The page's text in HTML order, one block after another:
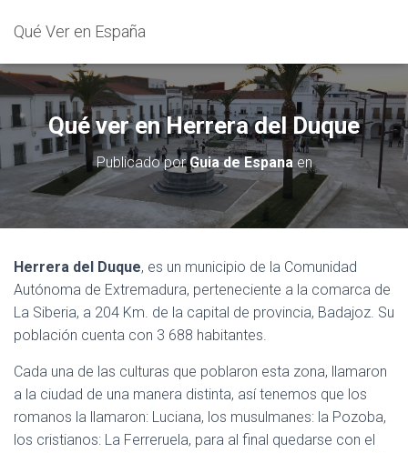
Qué Ver en España
Qué ver en Herrera del Duque
Publicado porGuia de Espanaen
Herrera del Duque, es un municipio de la Comunidad
Autónoma de Extremadura, perteneciente a la comarca de
La Siberia, a 204 Km. de la capital de provincia, Badajoz. Su
población cuenta con 3 688 habitantes.
Cada una de las culturas que poblaron esta zona, llamaron
a la ciudad de una manera distinta, así tenemos que los
romanos la llamaron: Luciana, los musulmanes: la Pozoba,
los cristianos: La Ferreruela, para al final quedarse con el